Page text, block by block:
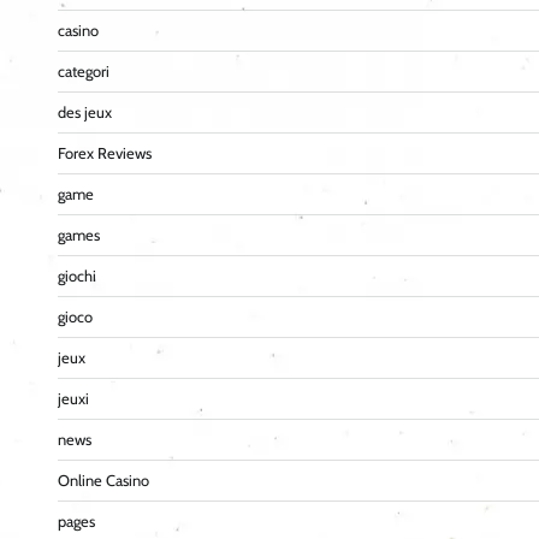
casino
categori
des jeux
Forex Reviews
game
games
giochi
gioco
jeux
jeuxi
news
Online Casino
pages